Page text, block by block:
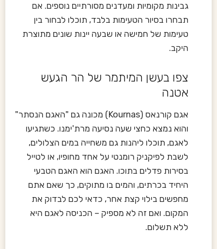
גבינות מקומיות ומעדנים מסורתיים נוספים. אם
תבחרו בסיור הטעימות בלבד, תוכלו לבחור בין
טעימות של חמישה או שבעה יינות שונים מתוצרת
היקב.
צפו בעשן המיתמר של הר הגעש
אטנה
אגם קורנאס (Kournas) מכונה גם "האגם הנסתר"
והוא נמצא כחצי שעה נסיעה מרת'ימנו. כשתגיעו
לאגם, תוכלו ליהנות גם משחייה במים הצלולים,
לשבת לפיקניק רומנטי על אחד מחופיו, או לטייל
בסירות פדלים בתוכו. האגם הוא האגם הטבעי
היחיד בכרתים, והמים בו מתוקים, כך שאם אתם
מחפשים בילוי קצת אחר, כדאי לכם לבדוק את
המקום. ואם זה לא מספיק – הכניסה לאגם היא
ללא תשלום.